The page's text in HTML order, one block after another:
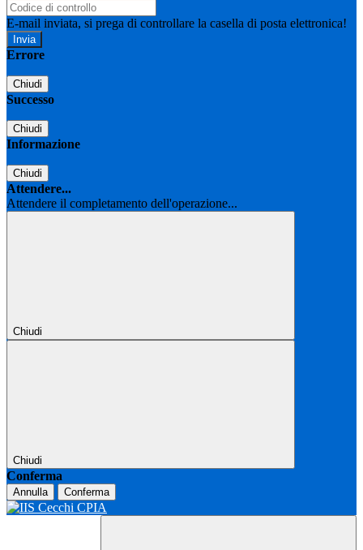
E-mail inviata, si prega di controllare la casella di posta elettronica!
Errore
Chiudi
Successo
Chiudi
Informazione
Chiudi
Attendere...
Attendere il completamento dell'operazione...
Chiudi
Chiudi
Conferma
Annulla Conferma